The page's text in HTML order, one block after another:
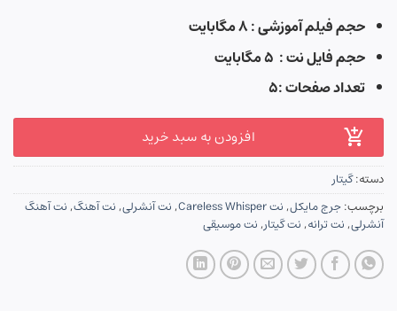
حجم فیلم آموزشی : ۸ مگابایت
حجم فایل نت : ۵ مگابایت
تعداد صفحات :۵
افزودن به سبد خرید
دسته:گیتار
برچسب:جرج مایکل,نت Careless Whisper ,نت آنشرلی,نت آهنگ,نت آهنگ
آنشرلی,نت ترانه,نت گیتار,نت موسیقی